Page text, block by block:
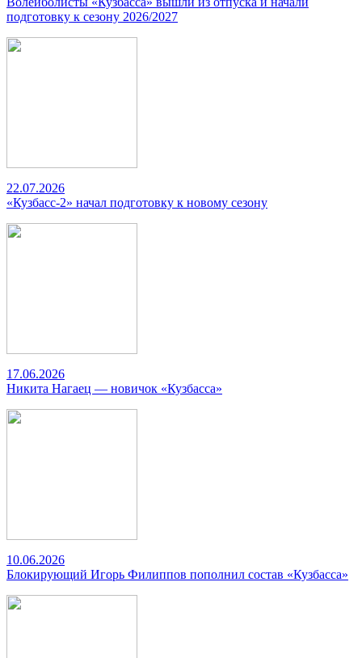
подготовку к сезону 2026/2027
22.07.2026
«Кузбасс-2» начал подготовку к новому сезону
17.06.2026
Никита Нагаец — новичок «Кузбасса»
10.06.2026
Блокирующий Игорь Филиппов пополнил состав «Кузбасса»